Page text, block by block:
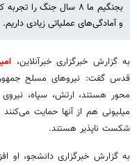
بجنگیم ما ۸ سال جنگ
و آمادگی‌های عملیاتی زیادی داریم.
به گزارش خبرگزاری خبرآنلاین،
قدس گفت: نیروهای مسلح
میلیونی هم از آنها حمایت
شکست ناپذیر هستند.
به گزارش خبرگزاری دانشجو، او